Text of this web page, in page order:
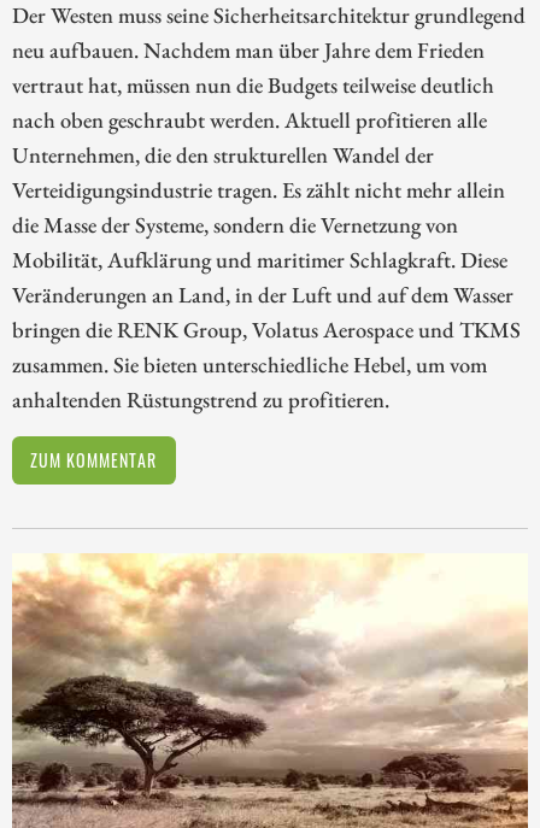
Der Westen muss seine Sicherheitsarchitektur grundlegend
neu aufbauen. Nachdem man über Jahre dem Frieden
vertraut hat, müssen nun die Budgets teilweise deutlich
nach oben geschraubt werden. Aktuell profitieren alle
Unternehmen, die den strukturellen Wandel der
Verteidigungsindustrie tragen. Es zählt nicht mehr allein
die Masse der Systeme, sondern die Vernetzung von
Mobilität, Aufklärung und maritimer Schlagkraft. Diese
Veränderungen an Land, in der Luft und auf dem Wasser
bringen die RENK Group, Volatus Aerospace und TKMS
zusammen. Sie bieten unterschiedliche Hebel, um vom
anhaltenden Rüstungstrend zu profitieren.
ZUM KOMMENTAR